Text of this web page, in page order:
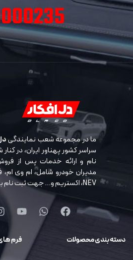
ما در مجموعه شعب نمایندگی
سراسر کشور پهناور ایران، در
نام و ارائه خدمات پس از
مدیران خودرو شامل، ام وی
NEV، اکستریم و… جهت ثبت نام با ما تماس بگیرید.
دسته بندی محصولات فرم